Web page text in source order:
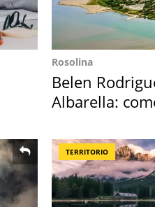
Rosolina
Belen
Albarella:
TERRITORIO